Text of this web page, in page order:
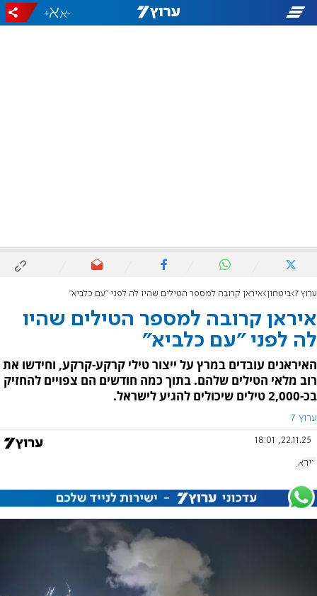
-
+
ערוץ 7 ביטחון איראן קרובה למספר הטילים שהיו לה לפני "עם כלביא"
איראן קרובה למספר הטילים שהיו
לה לפני "עם כלביא"
האיראנים עובדים במרץ על ייצור טילי קרקע-קרקע, וחידשו את
רוב מלאי הטילים שלהם. בתוך כמה חודשים הם צפויים להחזיק
בכ-2,000 טילים שיכולים להגיע לישראל.
ערוץ 7
22.11.25, 18:01
איראן